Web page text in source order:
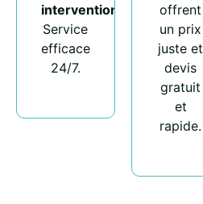
intervention
Service
efficace
24/7.
offrent
un prix
juste et
devis
gratuit
et
rapide.